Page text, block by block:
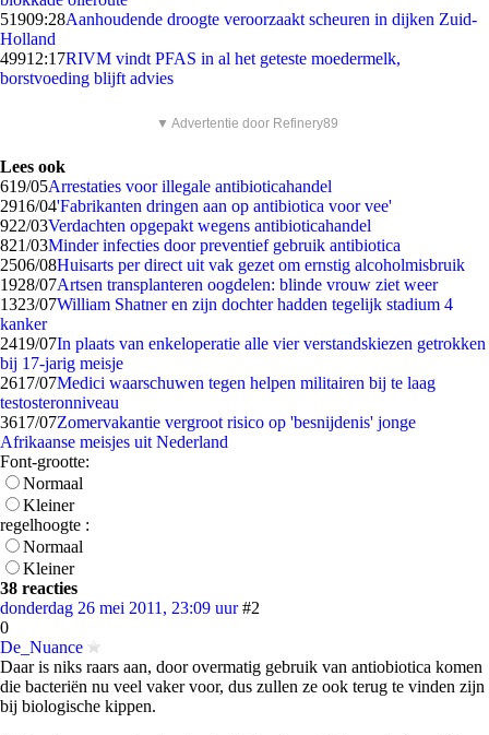
51909:28Aanhoudende droogte veroorzaakt scheuren in dijken Zuid-
Holland
49912:17RIVM vindt PFAS in al het geteste moedermelk,
borstvoeding blijft advies
▼ Advertentie door Refinery89
Lees ook
619/05Arrestaties voor illegale antibioticahandel
2916/04'Fabrikanten dringen aan op antibiotica voor vee'
922/03Verdachten opgepakt wegens antibioticahandel
821/03Minder infecties door preventief gebruik antibiotica
2506/08Huisarts per direct uit vak gezet om ernstig alcoholmisbruik
1928/07Artsen transplanteren oogdelen: blinde vrouw ziet weer
1323/07William Shatner en zijn dochter hadden tegelijk stadium 4
kanker
2419/07In plaats van enkeloperatie alle vier verstandskiezen getrokken
bij 17-jarig meisje
2617/07Medici waarschuwen tegen helpen militairen bij te laag
testosteronniveau
3617/07Zomervakantie vergroot risico op 'besnijdenis' jonge
Afrikaanse meisjes uit Nederland
Font-grootte:
Normaal
Kleiner
regelhoogte :
Normaal
Kleiner
38 reacties
donderdag 26 mei 2011, 23:09 uur #2
0
De_Nuance
Daar is niks raars aan, door overmatig gebruik van antiobiotica komen
die bacteriën nu veel vaker voor, dus zullen ze ook terug te vinden zijn
bij biologische kippen.